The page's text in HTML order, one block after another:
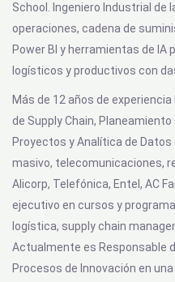
School. Ingeniero Industrial de
operaciones, cadena de
Power BI y herramientas de
logísticos y productivos con
Más de 12 años de
de Supply Chain,
Proyectos y Analítica de
masivo, telecomunicaciones,
Alicorp, Telefónica, Entel, AC
ejecutivo en cursos y
logística, supply chain
Actualmente es Responsable
Procesos de Innovación en